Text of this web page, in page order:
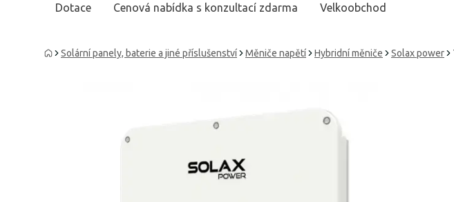
Dotace Cenová nabídka s konzultací zdarma Velkoobchod
Solární panely, baterie a jiné příslušenství Měniče napětí Hybridní měniče Solax power